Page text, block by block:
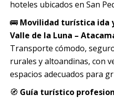
hoteles ubicados en San
🚌 Movilidad turística ida
Valle de la Luna –
Transporte cómodo,
rurales y altoandinas, con
espacios adecuados para
🧭 Guía turístico